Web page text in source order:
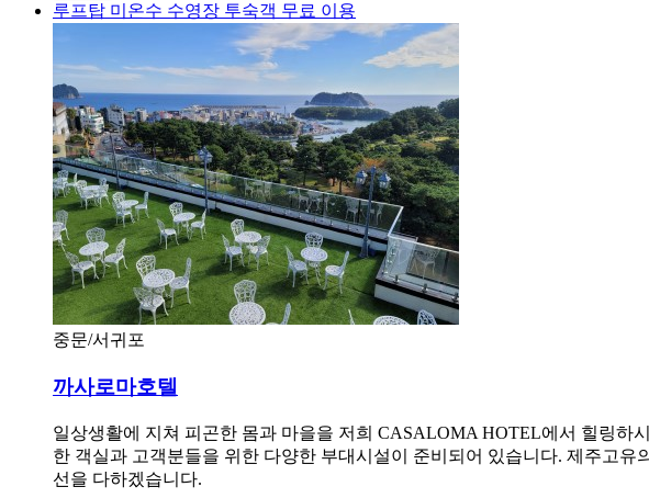
루프탑 미온수 수영장 투숙객 무료 이용
중문/서귀포
까사로마호텔
일상생활에 지쳐 피곤한 몸과 마을을 저희 CASALOMA HOTEL에서 힐링
한 객실과 고객분들을 위한 다양한 부대시설이 준비되어 있습니다. 제주고
선을 다하겠습니다.